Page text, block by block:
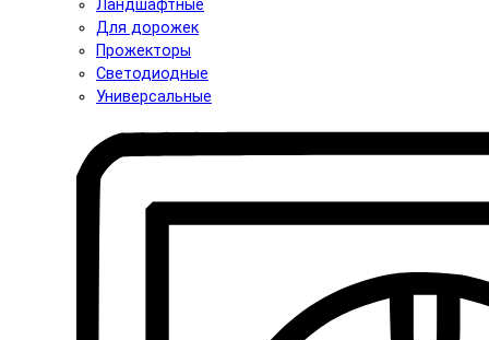
Ландшафтные
Для дорожек
Прожекторы
Светодиодные
Универсальные